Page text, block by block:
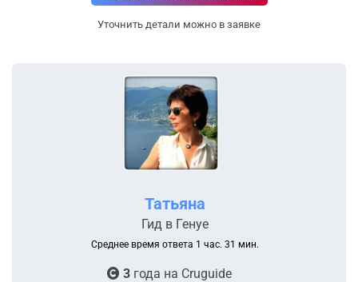
Уточнить детали можно в заявке
Татьяна
Гид в Генуе
Среднее время ответа 1 час. 31 мин.
3года на Cruguide